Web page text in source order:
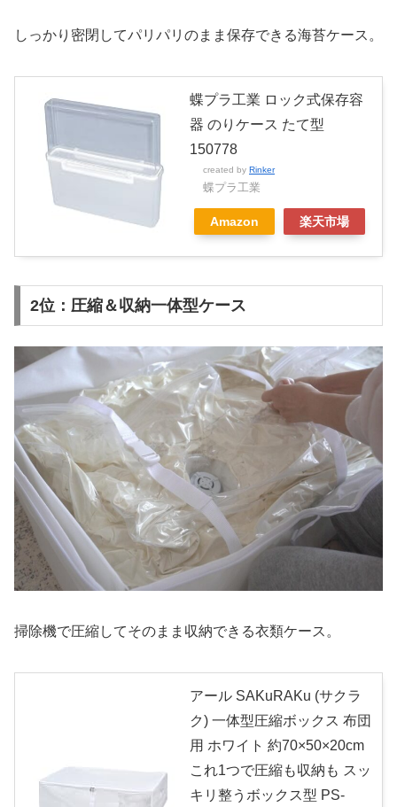
しっかり密閉してパリパリのまま保存できる海苔ケース。
蝶プラ工業 ロック式保存容
器 のりケース たて型
150778
created by Rinker
蝶プラ工業
Amazon 楽天市場
2位：圧縮＆収納一体型ケース
掃除機で圧縮してそのまま収納できる衣類ケース。
アール SAKuRAKu (サクラ
ク) 一体型圧縮ボックス 布団
用 ホワイト 約70×50×20cm
これ1つで圧縮も収納も スッ
キリ整うボックス型 PS-